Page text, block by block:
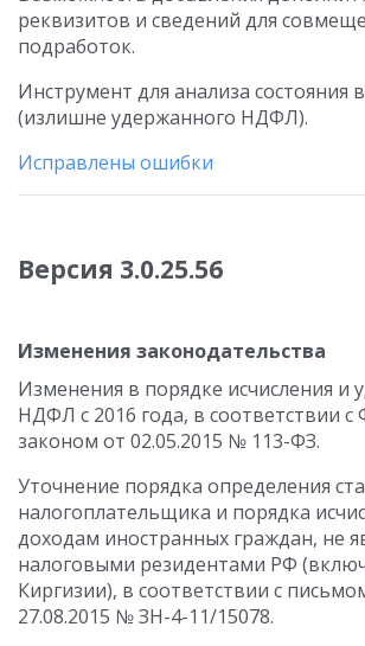
реквизитов и сведений для
подработок.
Инструмент для анализа состояния
(излишне удержанного НДФЛ).
Исправлены ошибки
Версия 3.0.25.56
Изменения законодательства
Изменения в порядке исчисления и
НДФЛ с 2016 года, в соответствии
законом от 02.05.2015 № 113-ФЗ.
Уточнение порядка определения
налогоплательщика и порядка
доходам иностранных граждан, не
налоговыми резидентами РФ
Киргизии), в соответствии с
27.08.2015 № ЗН-4-11/15078.